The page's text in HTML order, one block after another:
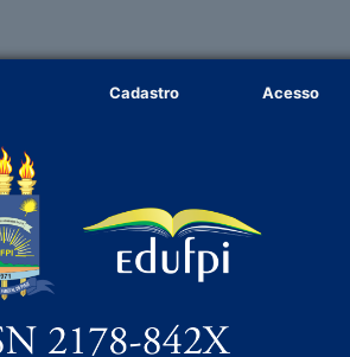
Cadastro Acesso